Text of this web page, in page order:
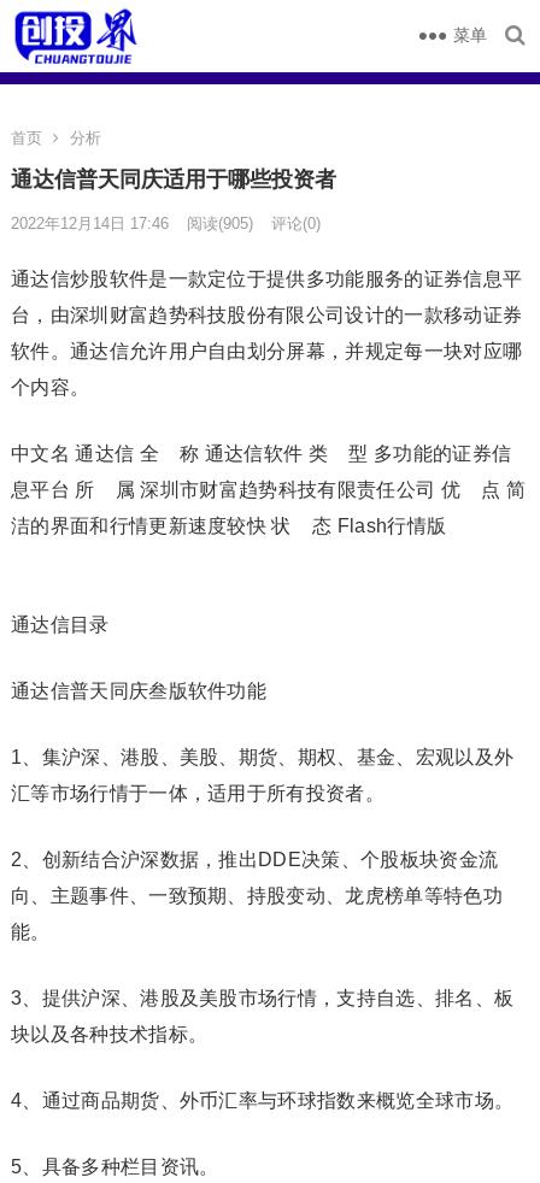
菜单
首页 分析
通达信普天同庆适用于哪些投资者
2022年12月14日 17:46 阅读(905) 评论(0)
通达信炒股软件是一款定位于提供多功能服务的证券信息平
台，由深圳财富趋势科技股份有限公司设计的一款移动证券
软件。通达信允许用户自由划分屏幕，并规定每一块对应哪
个内容。
中文名 通达信 全 称 通达信软件 类 型 多功能的证券信
息平台 所 属 深圳市财富趋势科技有限责任公司 优 点 简
洁的界面和行情更新速度较快 状 态 Flash行情版
通达信目录
通达信普天同庆叁版软件功能
1、集沪深、港股、美股、期货、期权、基金、宏观以及外
汇等市场行情于一体，适用于所有投资者。
2、创新结合沪深数据，推出DDE决策、个股板块资金流
向、主题事件、一致预期、持股变动、龙虎榜单等特色功
能。
3、提供沪深、港股及美股市场行情，支持自选、排名、板
块以及各种技术指标。
4、通过商品期货、外币汇率与环球指数来概览全球市场。
5、具备多种栏目资讯。